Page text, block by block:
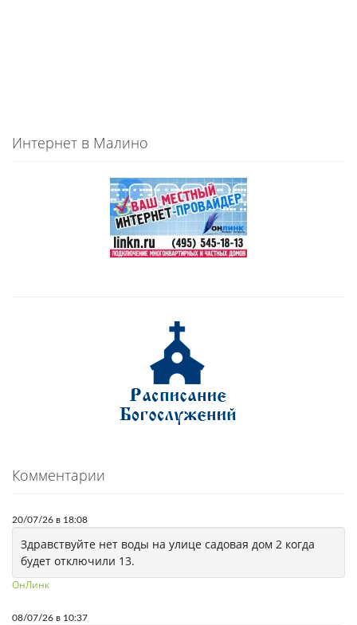
Интернет в Малино
Комментарии
20/07/26 в 18:08
Здравствуйте нет воды на улице садовая дом 2 когда
будет отключили 13.
ОнЛинк
08/07/26 в 10:37